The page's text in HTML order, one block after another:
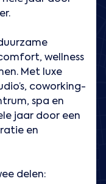
wellness
Met luxe
coworking-
spa en
jaar door een
en
delen: